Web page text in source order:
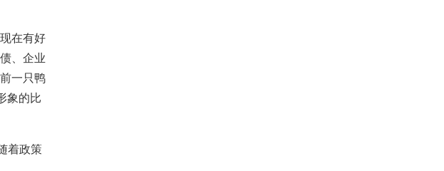
在有好
、企业
一只鸭
象的比
着政策